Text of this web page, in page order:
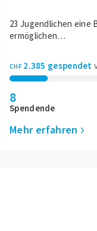
23 Jugendlichen eine
ermöglichen…
CHF2.385 gespendet
8
Spendende
Mehr erfahren